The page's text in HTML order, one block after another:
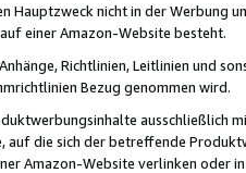
Hauptzweck nicht in der Werbung
einer Amazon-Website besteht.
Richtlinien, Leitlinien und
Bezug genommen wird.
ausschließlich
auf die sich der betreffende
Amazon-Website verlinken oder